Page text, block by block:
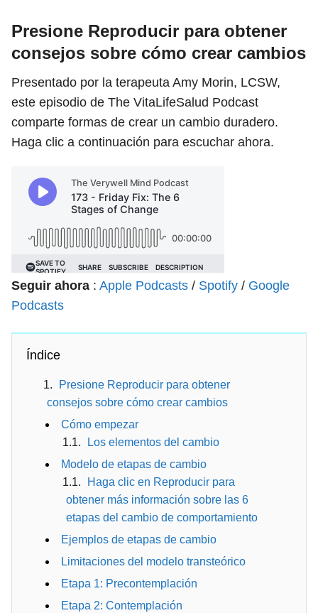
Presione Reproducir para obtener
consejos sobre cómo crear cambios
Presentado por la terapeuta Amy Morin, LCSW,
este episodio de The VitaLifeSalud Podcast
comparte formas de crear un cambio duradero.
Haga clic a continuación para escuchar ahora.
Seguir ahora : Apple Podcasts / Spotify / Google
Podcasts
Índice
Presione Reproducir para obtener
consejos sobre cómo crear cambios
Cómo empezar
Los elementos del cambio
Modelo de etapas de cambio
Haga clic en Reproducir para
obtener más información sobre las 6
etapas del cambio de comportamiento
Ejemplos de etapas de cambio
Limitaciones del modelo transteórico
Etapa 1: Precontemplación
Etapa 2: Contemplación